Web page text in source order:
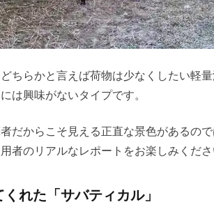
ちらかと言えば荷物は少なくしたい軽
は興味がないタイプです。
だからこそ見える正直な景色があるの
者のリアルなレポートをお楽しみくださ
れた「サバティカル」